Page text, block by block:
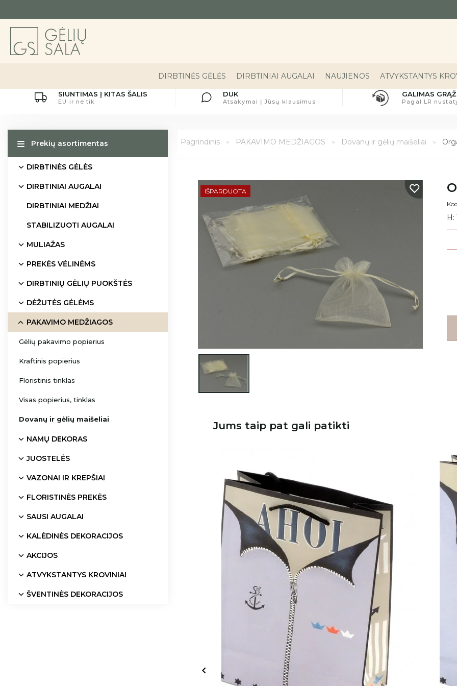
DIRBTINĖS GĖLĖS DIRBTINIAI AUGALAI NAUJIENOS ATVYKSTANTYS
SIUNTIMAS Į KITAS ŠALIS
EU ir ne tik
DUK
Atsakymai Į Jūsų klausimus
GALIMAS
Pagal LR
Prekių asortimentas
DIRBTINĖS GĖLĖS
DIRBTINIAI AUGALAI
DIRBTINIAI MEDŽIAI
STABILIZUOTI AUGALAI
MULIAŽAS
PREKĖS VĖLINĖMS
DIRBTINIŲ GĖLIŲ PUOKŠTĖS
DĖŽUTĖS GĖLĖMS
PAKAVIMO MEDŽIAGOS
Gėlių pakavimo popierius
Kraftinis popierius
Floristinis tinklas
Visas popierius, tinklas
Dovanų ir gėlių maišeliai
NAMŲ DEKORAS
JUOSTELĖS
VAZONAI IR KREPŠIAI
FLORISTINĖS PREKĖS
SAUSI AUGALAI
KALĖDINĖS DEKORACIJOS
AKCIJOS
ATVYKSTANTYS KROVINIAI
ŠVENTINĖS DEKORACIJOS
Pagrindinis PAKAVIMO MEDŽIAGOS Dovanų ir gėlių maišeliai
IŠPARDUOTA
H:
Jums taip pat gali patikti
